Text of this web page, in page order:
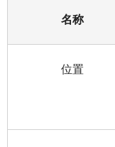
名称
位置